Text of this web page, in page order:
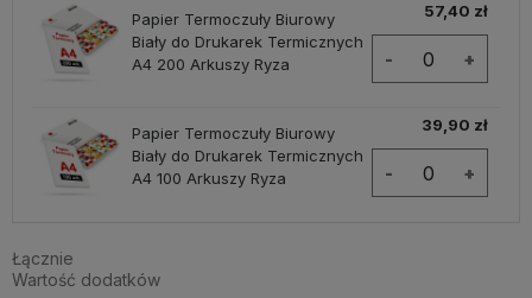
Papier Termoczuły Biurowy
Biały do Drukarek Termicznych
A4 200 Arkuszy Ryza
57,40 zł
- +
Papier Termoczuły Biurowy
Biały do Drukarek Termicznych
A4 100 Arkuszy Ryza
39,90 zł
- +
Łącznie
Wartość dodatków